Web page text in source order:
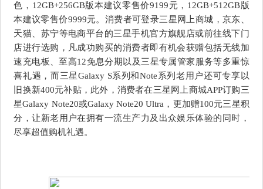
色，12GB+256GB版本建议零售价9199元，12GB+512GB版
本建议零售价9999元。消费者可登录三星网上商城，京东、
天猫、苏宁等电商平台的三星手机官方旗舰店或前往线下门
店进行选购，凡成功购买的消费者即有机会获赠包括无线加
速充电板、至高12免息分期以及三星专属管家服务等多重惊
喜礼遇，而三星Galaxy S系列和Note系列老用户还可专享以
旧换新400元补贴，此外，消费者在三星网上商城APP订购三
星Galaxy Note20或Galaxy Note20 Ultra，更加赠100元三星积
分，让新老用户在拥有一流生产力及出众娱乐体验的同时，
尽享超值购机礼遇。